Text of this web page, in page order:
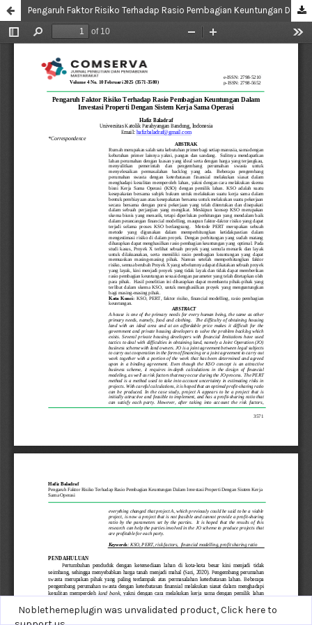
Pengaruh Faktor Risiko Terhadap Rasio Pembagian Keuntungan Dalam Investasi Properti Dengan Sistem Kerja Sama Operasi
Noblethemeplugin was unvalidated product,Click here to